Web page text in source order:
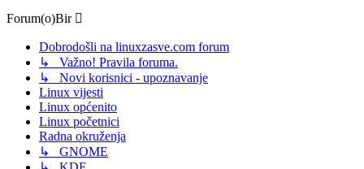
Forum(o)Bir
Dobrodošli na linuxzasve.com forum
↳ Važno! Pravila foruma.
↳ Novi korisnici - upoznavanje
Linux vijesti
Linux općenito
Linux početnici
Radna okruženja
↳ GNOME